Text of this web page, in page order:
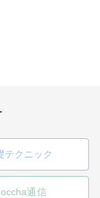
テクニック
通信